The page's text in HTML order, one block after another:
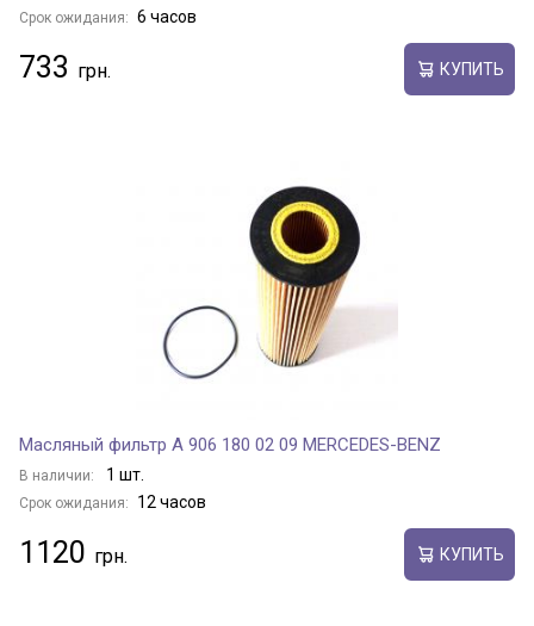
Срок ожидания: 6 часов
733 КУПИТЬ
Масляный фильтр A 906 180 02 09 MERCEDES-BENZ
В наличии: 1 шт.
Срок ожидания: 12 часов
1120 КУПИТЬ